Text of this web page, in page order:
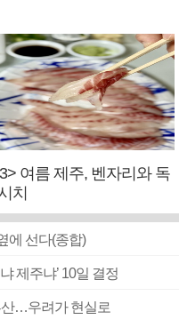
여름 제주, 벤자리와 독
치
에 선다(종합)
제주냐’ 10일 결정
산…우려가 현실로